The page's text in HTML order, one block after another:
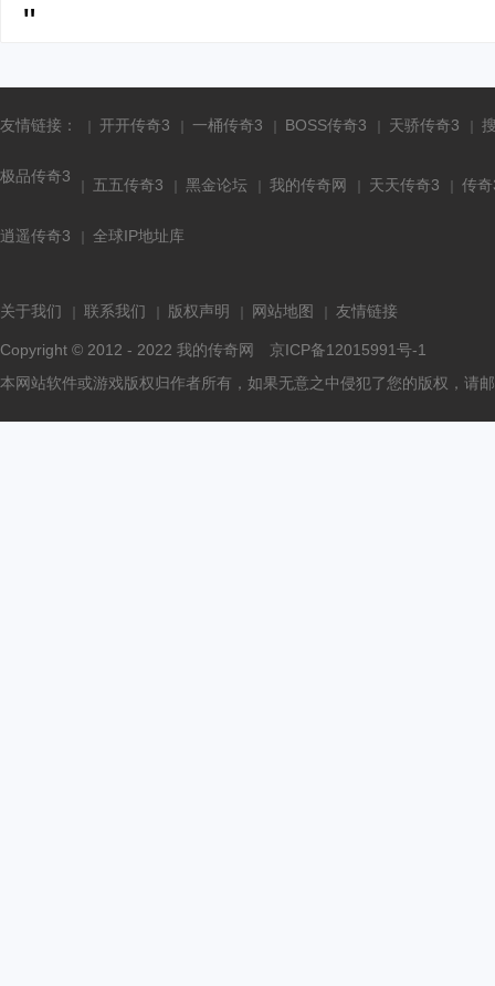
"
友情链接： 开开传奇3 一桶传奇3 BOSS传奇3 天骄传奇3
极品传奇3 五五传奇3 黑金论坛 我的传奇网 天天传奇3 传
逍遥传奇3 全球IP地址库
关于我们 联系我们 版权声明 网站地图 友情链接
Copyright © 2012 - 2022 我的传奇网
京ICP备12015991号-1
本网站软件或游戏版权归作者所有，如果无意之中侵犯了您的版权，请